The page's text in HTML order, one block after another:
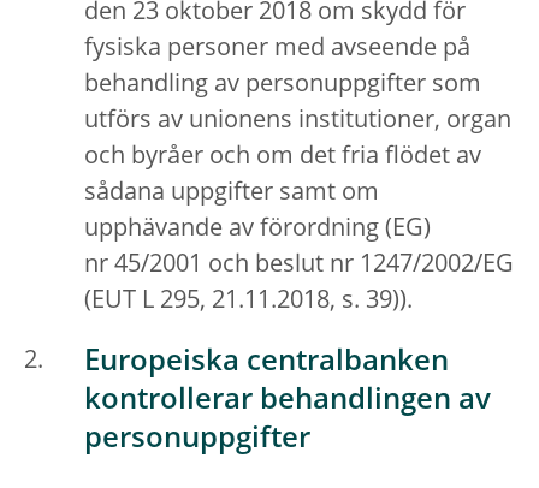
den 23 oktober 2018 om skydd för
fysiska personer med avseende på
behandling av personuppgifter som
utförs av unionens institutioner, organ
och byråer och om det fria flödet av
sådana uppgifter samt om
upphävande av förordning (EG)
nr 45/2001 och beslut nr 1247/2002/EG
(EUT L 295, 21.11.2018, s. 39)).
Europeiska centralbanken
kontrollerar behandlingen av
personuppgifter